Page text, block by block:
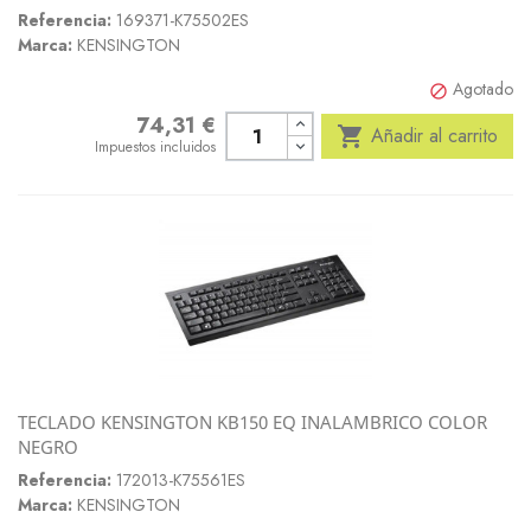
Referencia: 169371-K75502ES
Marca: KENSINGTON
 Agotado
Precio74,31 €
Impuestos incluidos  Añadir al carrito
TECLADO KENSINGTON KB150 EQ INALAMBRICO COLOR
NEGRO
Referencia: 172013-K75561ES
Marca: KENSINGTON